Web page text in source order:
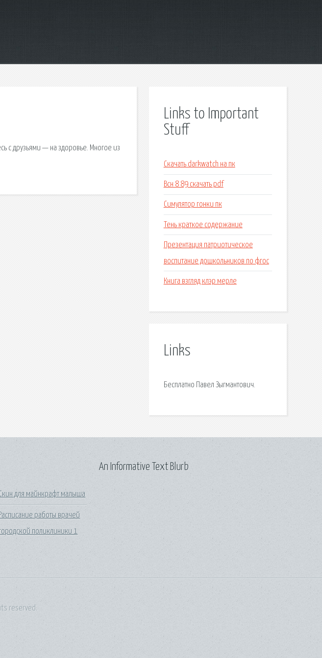
с друзьями — на здоровье. Многое из
Links to Important
Stuff
Скачать darkwatch на пк
Всн 8 89 скачать pdf
Симулятор гонки пк
Тень краткое содержание
Презентация патриотическое
воспитание дошкольников по фгос
Книга взгляд клэр мерле
Links
Бесплатно Павел Зыгмантович.
для майнкрафт малыша
Расписание работы врачей
поликлиники 1
An Informative Text Blurb
reserved.